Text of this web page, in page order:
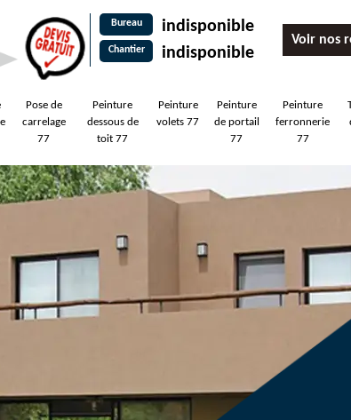
Bureau indisponible
Chantier indisponible
Voir nos
Pose de
carrelage
77
Peinture
dessous de
toit 77
Peinture
volets 77
Peinture
de portail
77
Peinture
ferronnerie
77